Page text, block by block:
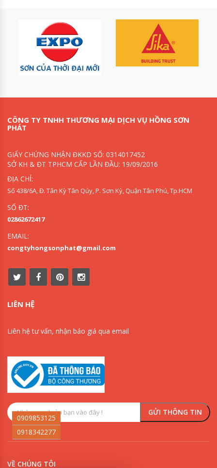
CÔNG TY TNHH THƯƠNG MẠI DỊCH VỤ HỒNG SƠN
PHÁT
GIẤY CHỨNG NHẬN ĐKKD SỐ: 0314017452
SỞ KH & ĐT TPHCM CẤP LẦN ĐẦU: 19/09/2016
ĐỊA CHỈ:
Số 438/6A, Đ. Tân Kỳ Tân Qúy, P. Sơn Kỳ, Quận Tân Phú, Tp.HCM
SỐ ĐT:
02862672417
EMAIL:
congtyhongsonphat@gmail.com
LIÊN HỆ
Liên hệ tư vấn, nhận báo giá qua email
VỀ CHÚNG TÔI
0909853125
0918342277